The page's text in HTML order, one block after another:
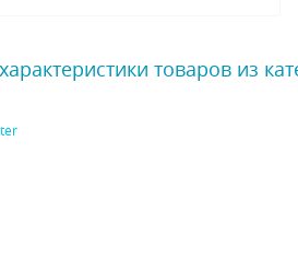
товаров из